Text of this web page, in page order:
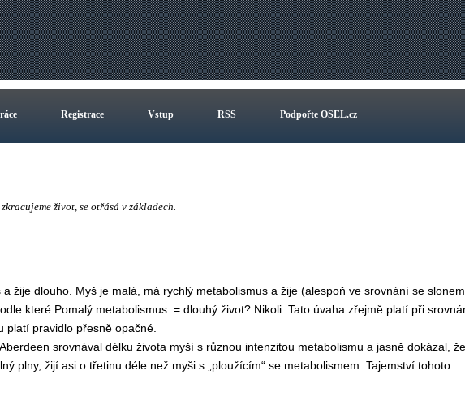
Registrace Vstup RSS Podpořte OSEL.cz
život, se otřásá v základech.
žije dlouho. Myš je malá, má rychlý metabolismus a žije (alespoň ve srovnání se
které Pomalý metabolismus = dlouhý život? Nikoli. Tato úvaha zřejmě platí při
platí pravidlo přesně opačné.
srovnával délku života myší s různou intenzitou metabolismu a jasně dokázal, že
plny, žijí asi o třetinu déle než myši s „ploužícím“ se metabolismem. Tajemství tohoto